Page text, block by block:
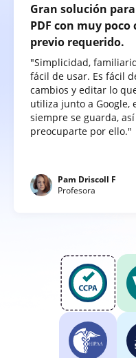
Gran solución
PDF con muy
previo requerido.
"Simplicidad,
fácil de usar. Es fácil
cambios y editar lo
utiliza junto a Google,
siempre se guarda,
preocuparte por ello."
Pam Driscoll F
Profesora